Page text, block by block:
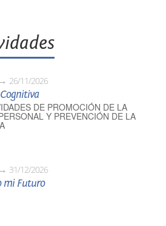
26/11/2026
DE PROMOCIÓN DE LA
Y PREVENCIÓN DE LA
31/12/2026
mi Futuro